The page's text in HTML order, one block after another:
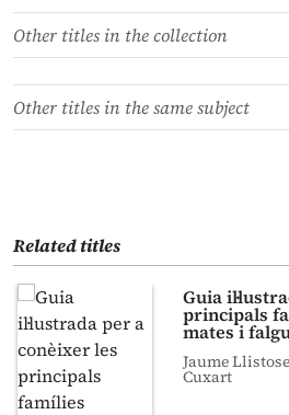
Other titles in the collection
Other titles in the same subject
Related titles
Guia
principals
mates i
Jaume
Cuxart